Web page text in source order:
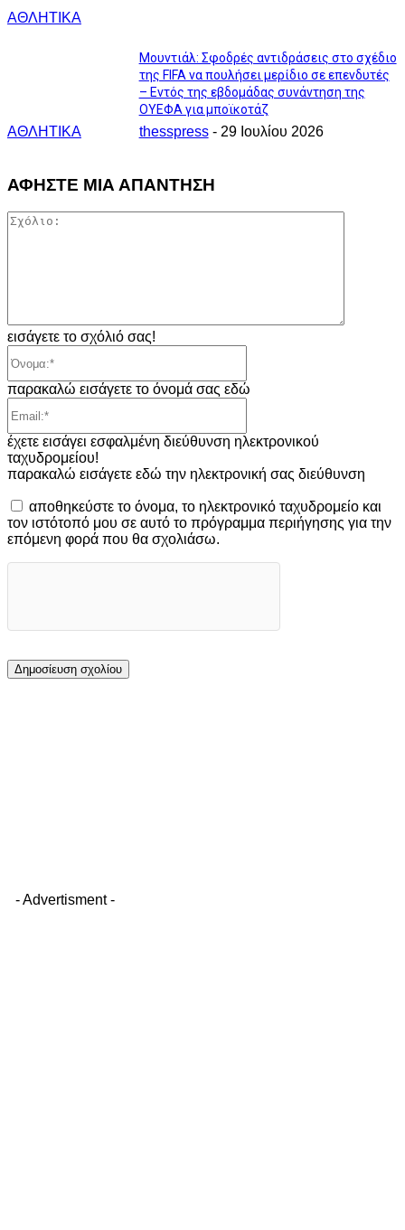
ΑΘΛΗΤΙΚΑ
ΑΘΛΗΤΙΚΑ
Moυντιάλ: Σφοδρές αντιδράσεις στο σχέδιο
της FIFA να πουλήσει μερίδιο σε επενδυτές
– Εντός της εβδομάδας συνάντηση της
ΟΥΕΦΑ για μποϊκοτάζ
thesspress - 29 Ιουλίου 2026
ΑΦΗΣΤΕ ΜΙΑ ΑΠΑΝΤΗΣΗ
εισάγετε το σχόλιό σας!
παρακαλώ εισάγετε το όνομά σας εδώ
έχετε εισάγει εσφαλμένη διεύθυνση ηλεκτρονικού
ταχυδρομείου!
παρακαλώ εισάγετε εδώ την ηλεκτρονική σας διεύθυνση
αποθηκεύστε το όνομα, το ηλεκτρονικό ταχυδρομείο και
τον ιστότοπό μου σε αυτό το πρόγραμμα περιήγησης για την
επόμενη φορά που θα σχολιάσω.
- Advertisment -